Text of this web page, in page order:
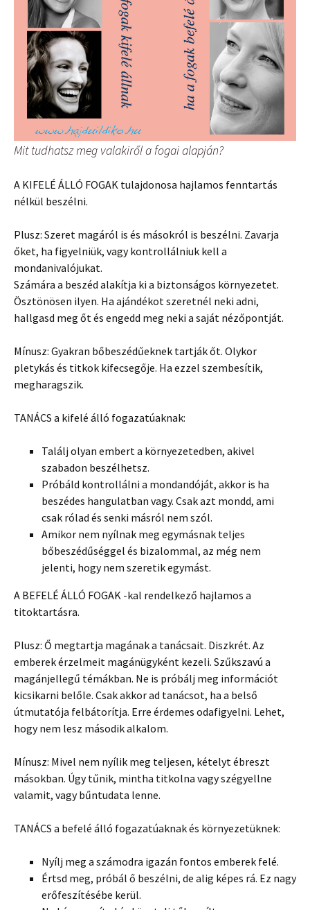
Mit tudhatsz meg valakiről a fogai alapján?
A KIFELÉ ÁLLÓ FOGAK tulajdonosa hajlamos fenntartás
nélkül beszélni.
Plusz: Szeret magáról is és másokról is beszélni. Zavarja
őket, ha figyelniük, vagy kontrollálniuk kell a
mondanivalójukat.
Számára a beszéd alakítja ki a biztonságos környezetet.
Ösztönösen ilyen. Ha ajándékot szeretnél neki adni,
hallgasd meg őt és engedd meg neki a saját nézőpontját.
Mínusz: Gyakran bőbeszédűeknek tartják őt. Olykor
pletykás és titkok kifecsegője. Ha ezzel szembesítik,
megharagszik.
TANÁCS a kifelé álló fogazatúaknak:
Találj olyan embert a környezetedben, akivel
szabadon beszélhetsz.
Próbáld kontrollálni a mondandóját, akkor is ha
beszédes hangulatban vagy. Csak azt mondd, ami
csak rólad és senki másról nem szól.
Amikor nem nyílnak meg egymásnak teljes
bőbeszédűséggel és bizalommal, az még nem
jelenti, hogy nem szeretik egymást.
A BEFELÉ ÁLLÓ FOGAK -kal rendelkező hajlamos a
titoktartásra.
Plusz: Ő megtartja magának a tanácsait. Diszkrét. Az
emberek érzelmeit magánügyként kezeli. Szűkszavú a
magánjellegű témákban. Ne is próbálj meg információt
kicsikarni belőle. Csak akkor ad tanácsot, ha a belső
útmutatója felbátorítja. Erre érdemes odafigyelni. Lehet,
hogy nem lesz második alkalom.
Mínusz: Mivel nem nyílik meg teljesen, kételyt ébreszt
másokban. Úgy tűnik, mintha titkolna vagy szégyellne
valamit, vagy bűntudata lenne.
TANÁCS a befelé álló fogazatúaknak és környezetüknek:
Nyílj meg a számodra igazán fontos emberek felé.
Értsd meg, próbál ő beszélni, de alig képes rá. Ez nagy
erőfeszítésébe kerül.